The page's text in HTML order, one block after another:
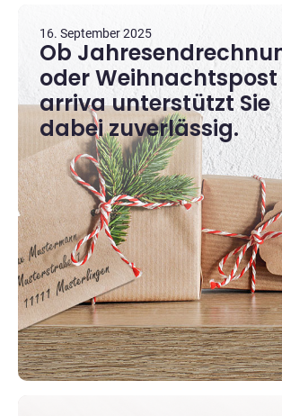
16. September 2025
Ob
oder Weihnachtspost
arriva unterstützt Sie
dabei zuverlässig.